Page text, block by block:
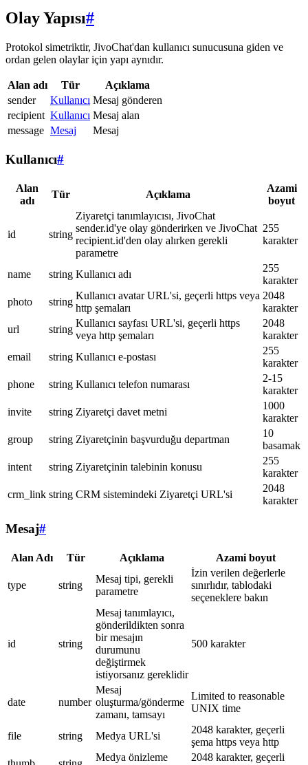
Olay Yapısı#
Protokol simetriktir, JivoChat'dan kullanıcı sunucusuna giden ve
ordan gelen olaylar için yapı aynıdır.
Alan adı Tür
Açıklama
sender
Kullanıcı Mesaj gönderen
recipient Kullanıcı Mesaj alan
message Mesaj Mesaj
Kullanıcı#
Alan
adı
Tür Açıklama
Azami
boyut
id string
Ziyaretçi tanımlayıcısı, JivoChat
sender.id'ye olay gönderirken ve JivoChat
recipient.id'den olay alırken gerekli
parametre
255
karakter
name string Kullanıcı adı
255
karakter
photo
string
Kullanıcı avatar URL'si, geçerli https veya
http şemaları
2048
karakter
url
string
Kullanıcı sayfası URL'si, geçerli https
veya http şemaları
2048
karakter
email
string Kullanıcı e-postası
255
karakter
phone
string Kullanıcı telefon numarası
2-15
karakter
invite
string Ziyaretçi davet metni
1000
karakter
group
string Ziyaretçinin başvurduğu departman
10
basamak
intent
string Ziyaretçinin talebinin konusu
255
karakter
crm_link string CRM sistemindeki Ziyaretçi URL'si
2048
karakter
Mesaj#
Alan Adı Tür Açıklama Azami boyut
type string
Mesaj tipi, gerekli
parametre
İzin verilen değerlerle
sınırlıdır, tablodaki
seçeneklere bakın
id string
Mesaj tanımlayıcı,
gönderildikten sonra
bir mesajın
durumunu
değiştirmek
istiyorsanız gereklidir
500 karakter
date number
Mesaj
oluşturma/gönderme
zamanı, tamsayı
Limited to reasonable
UNIX time
file string Medya URL'si
2048 karakter, geçerli
şema https veya http
Medya önizleme
2048 karakter, geçerli